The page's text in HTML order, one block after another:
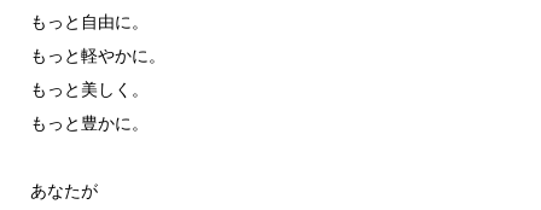
もっと自由に。
もっと軽やかに。
もっと美しく。
もっと豊かに。
あなたが